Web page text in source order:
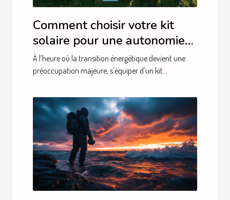
Comment choisir votre kit
solaire pour une autonomie
énergétique optimale
À l’heure où la transition énergétique devient une
préoccupation majeure, s’équiper d’un kit...